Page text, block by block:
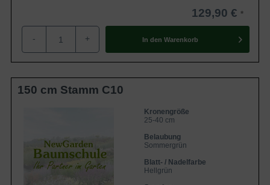
129,90 €
- + In den Warenkorb
150 cm Stamm C10
Kronengröße
25-40 cm
Belaubung
Sommergrün
Blatt- / Nadelfarbe
Hellgrün